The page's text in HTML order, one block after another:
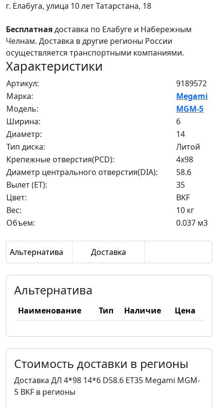
г. Елабуга, улица 10 лет Татарстана, 18
Бесплатнаядоставка по Елабуге и Набережным
Челнам. Доставка в другие регионы России
осуществляется транспортными компаниями.
Характеристики
Артикул:
9189572
Марка:
Megami
Модель:
MGM-5
Ширина:
6
Диаметр:
14
Тип диска:
Литой
Крепежные отверстия(PCD):
4x98
Диаметр центрального отверстия(DIA):
58.6
Вылет (ET):
35
Цвет:
BKF
Вес:
10 кг
Объем:
0.037 м3
Альтернатива Доставка
Альтернатива
Наименование Тип Наличие Цена
Стоимость доставки в регионы
Доставка ДЛ 4*98 14*6 D58.6 ET35 Megami MGM-
5 BKF в регионы